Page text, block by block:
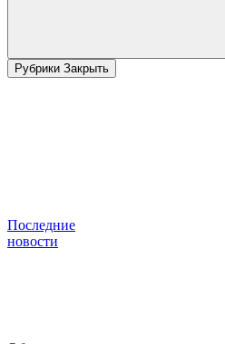
Рубрики Закрыть
Последние
новости